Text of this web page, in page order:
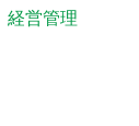
経営管理